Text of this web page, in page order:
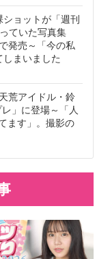
ョットが「週刊
ていた写真集
発売～「今の私
まいました
荒アイドル・鈴
」に登場～「人
ます」。撮影の